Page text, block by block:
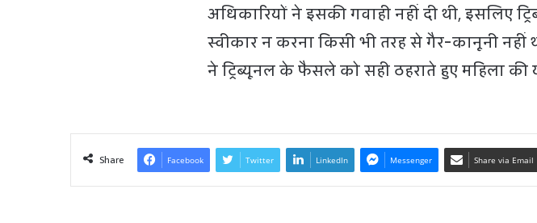
अधिकारियों ने इसकी गवाही नहीं दी थी, इसलिए
स्वीकार न करना किसी भी तरह से गैर-कानूनी
ने ट्रिब्यूनल के फैसले को सही ठहराते हुए महिला की
Share Facebook Twitter LinkedIn Messenger Share via Email